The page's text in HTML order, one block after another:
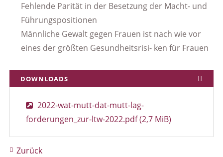
Fehlende Parität in der Besetzung der Macht- und
Führungspositionen
Männliche Gewalt gegen Frauen ist nach wie vor
eines der größten Gesundheitsrisi- ken für Frauen
DOWNLOADS
2022-wat-mutt-dat-mutt-lag-
forderungen_zur-ltw-2022.pdf(2,7 MiB)
Zurück